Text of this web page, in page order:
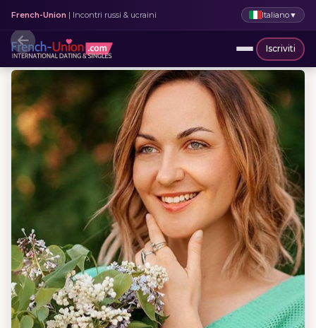
French-Union | Incontri russi & ucraini Italiano▼
Iscriviti